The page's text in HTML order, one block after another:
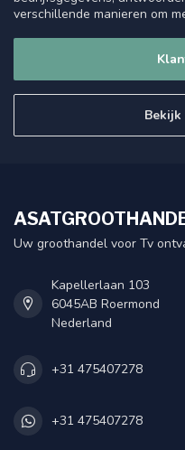
verschillende manieren om
Uw groothandel voor Tv
Kapellerlaan 103
6045AB Roermond
Nederland
+31 475407278
+31 475407278